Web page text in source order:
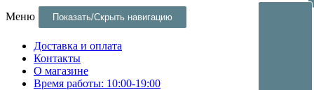
Меню Показать/Скрыть навигацию
Доставка и оплата
Контакты
О магазине
Время работы: 10:00-19:00